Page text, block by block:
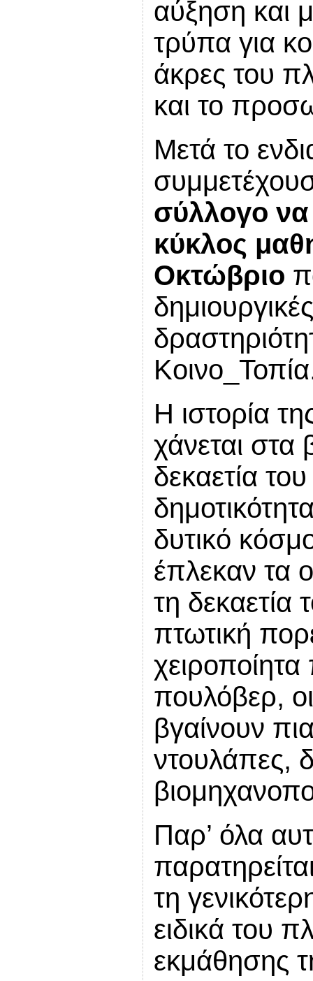
αύξηση και
τρύπα για
άκρες του
και το
Μετά το
σύλλογο να
κύκλος
Οκτώβριο
Η ιστορία
χάνεται
δεκαετία
δυτικό
έπλεκαν τα
τη δεκαετία
πτωτική
πουλόβερ,
βγαίνουν
ντουλάπες,
Παρ’ όλα
τη
ειδικά του
εκμάθησης